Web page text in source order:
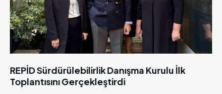
REPİD Sürdürülebilirlik Danışma Kurulu İlk
Toplantısını Gerçekleştirdi